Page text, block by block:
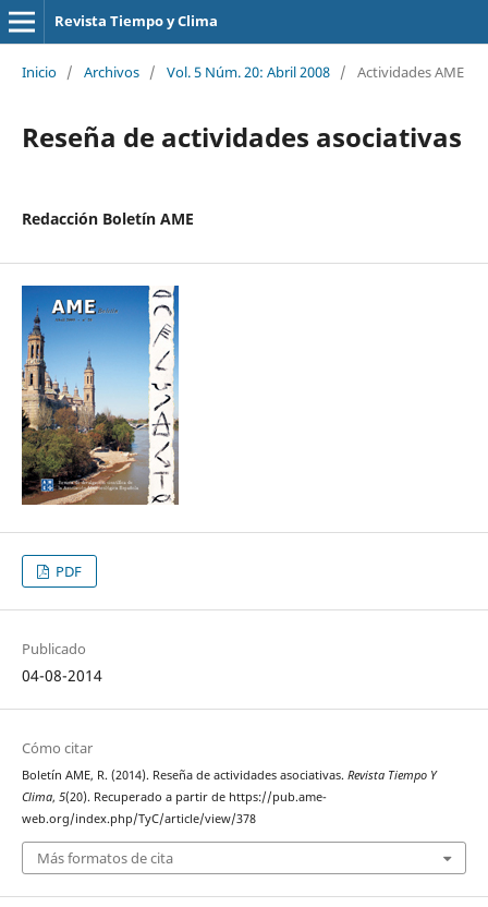
Revista Tiempo y Clima
Inicio / Archivos / Vol. 5 Núm. 20: Abril 2008 / Actividades AME
Reseña de actividades asociativas
Redacción Boletín AME
PDF
Publicado
04-08-2014
Cómo citar
Boletín AME, R. (2014). Reseña de actividades asociativas. Revista Tiempo Y
Clima, 5(20). Recuperado a partir de https://pub.ame-
web.org/index.php/TyC/article/view/378
Más formatos de cita